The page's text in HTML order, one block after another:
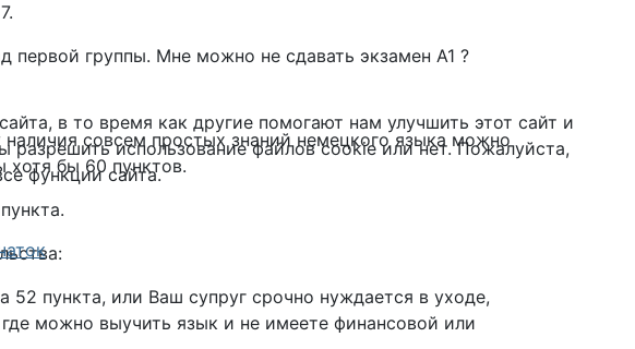
первой группы. Мне можно не сдавать экзамен А1 ?
совсем простых знаний немецкого языка можно
хотя бы 60 пунктов.
пункта, или Ваш супруг срочно нуждается в уходе,
можно выучить язык и не имеете финансовой или
в то время как другие помогают нам улучшить этот сайт и
использование файлов cookie или нет. Пожалуйста,
функции сайта.